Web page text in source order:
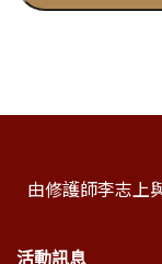
由修護師李志上
活動訊息